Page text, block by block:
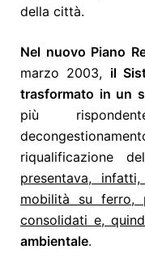
della città.
Nel nuovo Piano
marzo 2003, il
trasformato in un
più
riqualificazione
presentava,
mobilità su ferro,
consolidati e,
ambientale.